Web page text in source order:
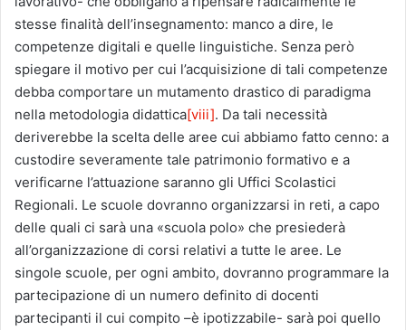
stesse finalità dell’insegnamento: manco a dire, le
competenze digitali e quelle linguistiche. Senza però
spiegare il motivo per cui l’acquisizione di tali competenze
debba comportare un mutamento drastico di paradigma
nella metodologia didattica[viii]. Da tali necessità
deriverebbe la scelta delle aree cui abbiamo fatto cenno: a
custodire severamente tale patrimonio formativo e a
verificarne l’attuazione saranno gli Uffici Scolastici
Regionali. Le scuole dovranno organizzarsi in reti, a capo
delle quali ci sarà una «scuola polo» che presiederà
all’organizzazione di corsi relativi a tutte le aree. Le
singole scuole, per ogni ambito, dovranno programmare la
partecipazione di un numero definito di docenti
partecipanti il cui compito –è ipotizzabile- sarà poi quello